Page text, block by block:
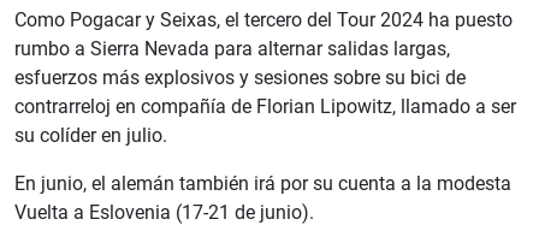
Como Pogacar y Seixas, el tercero del Tour 2024 ha puesto
rumbo a Sierra Nevada para alternar salidas largas,
esfuerzos más explosivos y sesiones sobre su bici de
contrarreloj en compañía de Florian Lipowitz, llamado a ser
su colíder en julio.
En junio, el alemán también irá por su cuenta a la modesta
Vuelta a Eslovenia (17-21 de junio).